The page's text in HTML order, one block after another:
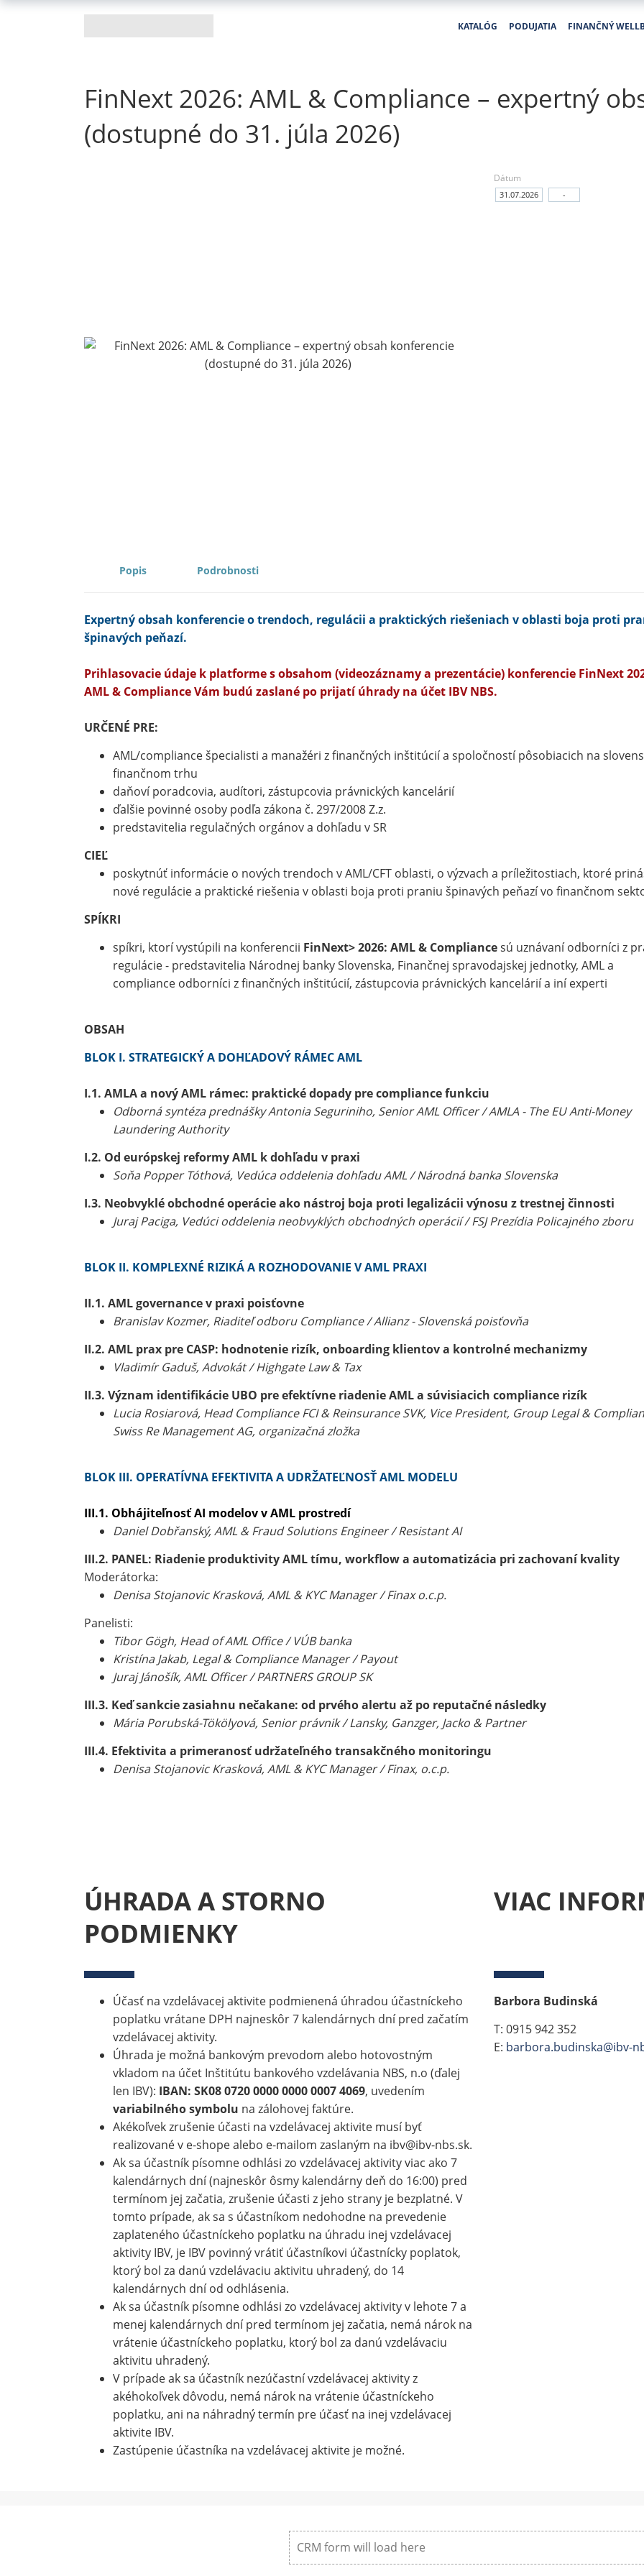
KATALÓG PODUJATIA FINANČNÝ
FinNext 2026: AML & Compliance – expertný
(dostupné do 31. júla 2026)
Dátum
31.07.2026 -
DESCRIPTION PROPERTIES
Expertný obsah konferencie o trendoch, regulácii a praktických riešeniach v oblasti boja proti
špinavých peňazí.
Prihlasovacie údaje k platforme s obsahom (videozáznamy a prezentácie) konferencie FinNext
AML & Compliance Vám budú zaslané po prijatí úhrady na účet IBV NBS.
URČENÉ PRE:
AML/compliance špecialisti a manažéri z finančných inštitúcií a spoločností pôsobiacich na
finančnom trhu
daňoví poradcovia, audítori, zástupcovia právnických kancelárií
ďalšie povinné osoby podľa zákona č. 297/2008 Z.z.
predstavitelia regulačných orgánov a dohľadu v SR
CIEĽ
poskytnúť informácie o nových trendoch v AML/CFT oblasti, o výzvach a príležitostiach, ktoré
nové regulácie a praktické riešenia v oblasti boja proti praniu špinavých peňazí vo finančnom
SPÍKRI
spíkri, ktorí vystúpili na konferencii FinNext> 2026: AML & Compliancesú uznávaní odborníci z
regulácie - predstavitelia Národnej banky Slovenska, Finančnej spravodajskej jednotky, AML a
compliance odborníci z finančných inštitúcií, zástupcovia právnických kancelárií a iní experti
OBSAH
BLOK I. STRATEGICKÝ A DOHĽADOVÝ RÁMEC AML
I.1. AMLA a nový AML rámec: praktické dopady pre compliance funkciu
Odborná syntéza prednášky Antonia Seguriniho, Senior AML Officer / AMLA - The EU Anti-Money
Laundering Authority
I.2. Od európskej reformy AML k dohľadu v praxi
Soňa Popper Tóthová, Vedúca oddelenia dohľadu AML / Národná banka Slovenska
I.3. Neobvyklé obchodné operácie ako nástroj boja proti legalizácii výnosu z trestnej činnosti
Juraj Paciga, Vedúci oddelenia neobvyklých obchodných operácií / FSJ Prezídia Policajného zboru
BLOK II. KOMPLEXNÉ RIZIKÁ A ROZHODOVANIE V AML PRAXI
II.1. AML governance v praxi poisťovne
Branislav Kozmer, Riaditeľ odboru Compliance / Allianz - Slovenská poisťovňa
II.2. AML prax pre CASP: hodnotenie rizík, onboarding klientov a kontrolné mechanizmy
Vladimír Gaduš, Advokát / Highgate Law & Tax
II.3. Význam identifikácie UBO pre efektívne riadenie AML a súvisiacich compliance rizík
Lucia Rosiarová, Head Compliance FCI & Reinsurance SVK, Vice President, Group Legal &
Swiss Re Management AG, organizačná zložka
BLOK III. OPERATÍVNA EFEKTIVITA A UDRŽATEĽNOSŤ AML MODELU
III.1. Obhájiteľnosť AI modelov v AML prostredí
Daniel Dobřanský, AML & Fraud Solutions Engineer / Resistant AI
III.2. PANEL: Riadenie produktivity AML tímu, workflow a automatizácia pri zachovaní kvality
Moderátorka:
Denisa Stojanovic Krasková, AML & KYC Manager / Finax o.c.p.
Panelisti:
Tibor Gögh, Head of AML Office / VÚB banka
Kristína Jakab, Legal & Compliance Manager / Payout
Juraj Jánošík, AML Officer / PARTNERS GROUP SK
III.3. Keď sankcie zasiahnu nečakane: od prvého alertu až po reputačné následky
Mária Porubská-Tökölyová, Senior právnik / Lansky, Ganzger, Jacko & Partner
III.4. Efektivita a primeranosť udržateľného transakčného monitoringu
Denisa Stojanovic Krasková, AML & KYC Manager / Finax, o.c.p.
ÚHRADA A STORNO
PODMIENKY
Účasť na vzdelávacej aktivite podmienená úhradou účastníckeho
poplatku vrátane DPH najneskôr 7 kalendárnych dní pred začatím
vzdelávacej aktivity.
Úhrada je možná bankovým prevodom alebo hotovostným
vkladom na účet Inštitútu bankového vzdelávania NBS, n.o (ďalej
len IBV): IBAN: SK08 0720 0000 0000 0007 4069, uvedením
variabilného symbolu na zálohovej faktúre.
Akékoľvek zrušenie účasti na vzdelávacej aktivite musí byť
realizované v e-shope alebo e-mailom zaslaným na ibv@ibv-nbs.sk.
Ak sa účastník písomne odhlási zo vzdelávacej aktivity viac ako 7
kalendárnych dní (najneskôr ôsmy kalendárny deň do 16:00) pred
termínom jej začatia, zrušenie účasti z jeho strany je bezplatné. V
tomto prípade, ak sa s účastníkom nedohodne na prevedenie
zaplateného účastníckeho poplatku na úhradu inej vzdelávacej
aktivity IBV, je IBV povinný vrátiť účastníkovi účastnícky poplatok,
ktorý bol za danú vzdelávaciu aktivitu uhradený, do 14
kalendárnych dní od odhlásenia.
Ak sa účastník písomne odhlási zo vzdelávacej aktivity v lehote 7 a
menej kalendárnych dní pred termínom jej začatia, nemá nárok na
vrátenie účastníckeho poplatku, ktorý bol za danú vzdelávaciu
aktivitu uhradený.
V prípade ak sa účastník nezúčastní vzdelávacej aktivity z
akéhokoľvek dôvodu, nemá nárok na vrátenie účastníckeho
poplatku, ani na náhradný termín pre účasť na inej vzdelávacej
aktivite IBV.
Zastúpenie účastníka na vzdelávacej aktivite je možné.
VIAC
Barbora Budinská
T: 0915 942 352
E: barbora.budinska@ibv-
CRM form will load here